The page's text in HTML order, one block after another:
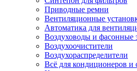
Приводные ремни
Вентиляционные
Автоматика для
Воздуховоды и фасонные
Воздухоочистители
Воздухораспределители
Всё для кондиционеров и